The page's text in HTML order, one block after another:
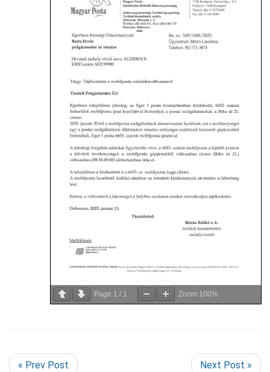
Page 1 / 1 Zoom 100%
« Prev Post Next Post »